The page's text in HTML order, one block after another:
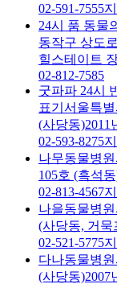
02-591-7555
24시 품 동물
동작구 상도
힐스테이트
02-812-7585
굿파파 24시
표기 서울특
(사당동)2011
02-593-8275
나무동물병원
105호 (흑석
02-813-4567
나을동물병원
(사당동, 거
02-521-5775
다나동물병원
(사당동)2007